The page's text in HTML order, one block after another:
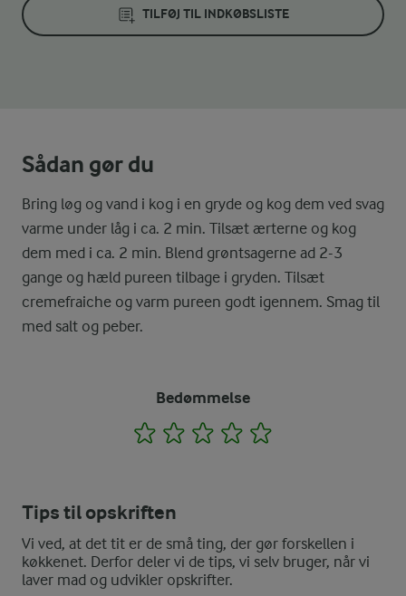
TILFØJ TIL INDKØBSLISTE
Sådan gør du
Bring løg og vand i kog i en gryde og kog dem ved svag
varme under låg i ca. 2 min. Tilsæt ærterne og kog
dem med i ca. 2 min. Blend grøntsagerne ad 2-3
gange og hæld pureen tilbage i gryden. Tilsæt
cremefraiche og varm pureen godt igennem. Smag til
med salt og peber.
Bedømmelse
1 2 3 4
Tips til opskriften
Vi ved, at det tit er de små ting, der gør forskellen i
køkkenet. Derfor deler vi de tips, vi selv bruger, når vi
laver mad og udvikler opskrifter.